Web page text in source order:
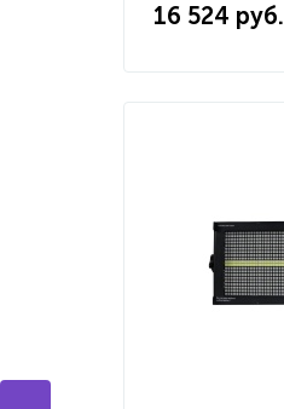
16 524 руб.